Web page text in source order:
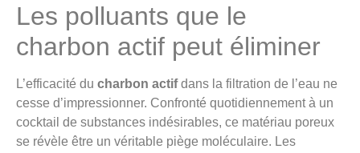
Les polluants que le
charbon actif peut éliminer
L’efficacité du charbon actifdans la filtration de l’eau ne
cesse d’impressionner. Confronté quotidiennement à un
cocktail de substances indésirables, ce matériau poreux
se révèle être un véritable piège moléculaire. Les